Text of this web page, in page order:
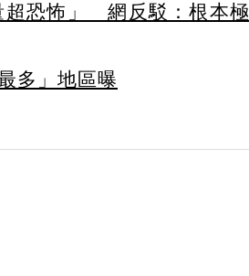
超恐怖」 網反駁：根本極
多」地區曝